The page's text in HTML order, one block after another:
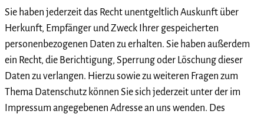
Sie haben jederzeit das Recht unentgeltlich Auskunft über
Herkunft, Empfänger und Zweck Ihrer gespeicherten
personenbezogenen Daten zu erhalten. Sie haben außerdem
ein Recht, die Berichtigung, Sperrung oder Löschung dieser
Daten zu verlangen. Hierzu sowie zu weiteren Fragen zum
Thema Datenschutz können Sie sich jederzeit unter der im
Impressum angegebenen Adresse an uns wenden. Des